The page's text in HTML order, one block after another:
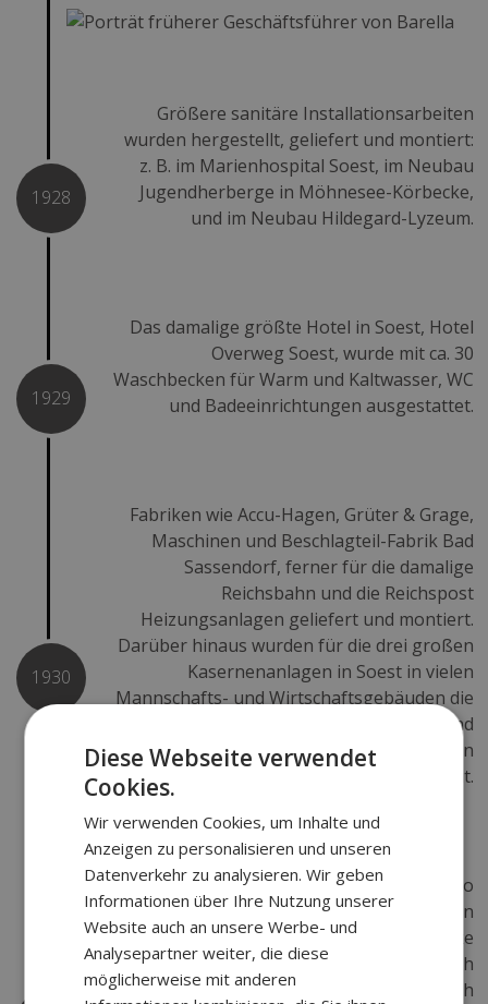
1928
Größere sanitäre Installationsarbeiten
wurden hergestellt, geliefert und montiert:
z. B. im Marienhospital Soest, im Neubau
Jugendherberge in Möhnesee-Körbecke,
und im Neubau Hildegard-Lyzeum.
Das damalige größte Hotel in Soest, Hotel
Overweg Soest, wurde mit ca. 30
Waschbecken für Warm und Kaltwasser, WC
und Badeeinrichtungen ausgestattet.
1929
1930
Fabriken wie Accu-Hagen, Grüter & Grage,
Maschinen und Beschlagteil-Fabrik Bad
Sassendorf, ferner für die damalige
Reichsbahn und die Reichspost
Heizungsanlagen geliefert und montiert.
Darüber hinaus wurden für die drei großen
Kasernenanlagen in Soest in vielen
Mannschafts- und Wirtschaftsgebäuden die
sanitären Anlagen von uns installiert und
große Warmwasserbereitungsanlagen
eingebaut.
Während des II. Weltkrieges führte Otto
Barella Sen. das Geschäft weiter. Es wurden
Arbeiten für militärische und zivile Zwecke
und Notstandsarbeiten ausgeführt. Nach
Ende des Krieges wurden hauptsächlich
Diese Webseite verwendet
Cookies.
Wir verwenden Cookies, um Inhalte und
Anzeigen zu personalisieren und unseren
Datenverkehr zu analysieren. Wir geben
Informationen über Ihre Nutzung unserer
Website auch an unsere Werbe- und
Analysepartner weiter, die diese
möglicherweise mit anderen